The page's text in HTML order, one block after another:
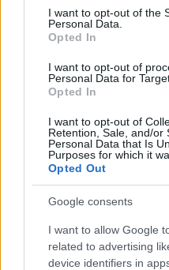
consent section.
I want to opt-out of the
Personal Data.
Opted In
I want to opt-out of
Personal Data for
Opted In
I want to opt-out of
Retention, Sale, and/or
Personal Data that Is
Purposes for which it
Opted Out
Google consents
I want to allow Google
related to advertising
device identifiers in
elvitatni nem érdemes.
Borsy
17 éve
@gabute: A DAB is
amikor még lánykori
Szerinted miért volt
Dunaújvárosban? Miért
kiváló
ADOTTAK VOLTAK A
nincs semmi baj, én is
sikereiknek. Az Egervári
kedveltem. Nekik nem